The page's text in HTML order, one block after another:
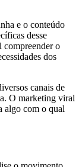
e o conteúdo
desse
compreender o
dos
canais de
O marketing viral
algo com o qual